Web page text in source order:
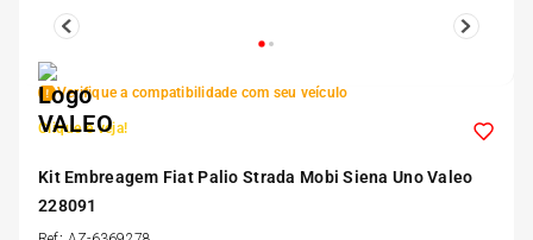
Verifique a compatibilidade com seu veículo
Clique e veja!
Kit Embreagem Fiat Palio Strada Mobi Siena Uno Valeo
228091
5 º
6º
7º 185 65r15